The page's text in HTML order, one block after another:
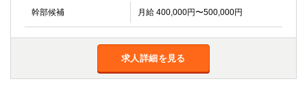
幹部候補 月給 400,000円〜500,000円
求人詳細を見る
亀戸
水道橋
荻窪
浅草
新小岩
幡ヶ谷
小岩
久米川